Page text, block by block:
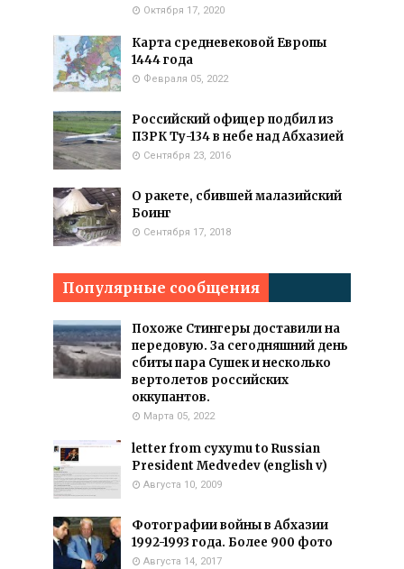
Октября 17, 2020
Карта средневековой Европы
1444 года
Февраля 05, 2022
Российский офицер подбил из
ПЗРК Ту-134 в небе над Абхазией
Сентября 23, 2016
О ракете, сбившей малазийский
Боинг
Сентября 17, 2018
Популярные сообщения
Похоже Стингеры доставили на
передовую. За сегодняшний день
сбиты пара Сушек и несколько
вертолетов российских
оккупантов.
Марта 05, 2022
letter from cyxymu to Russian
President Medvedev (english v)
Августа 10, 2009
Фотографии войны в Абхазии
1992-1993 года. Более 900 фото
Августа 14, 2017